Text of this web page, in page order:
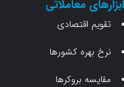
معاملاتی
کشورها
بروکرها